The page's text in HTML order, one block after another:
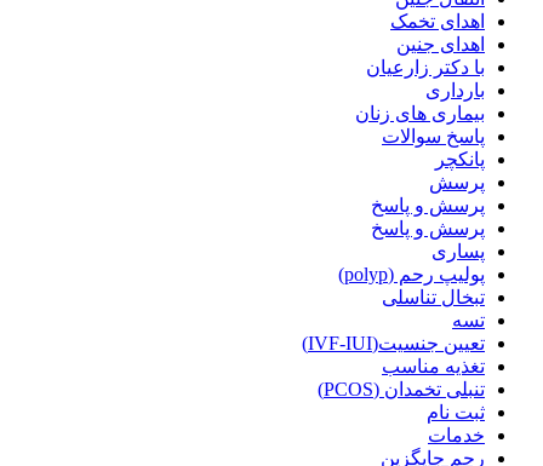
اهدای تخمک
اهدای جنین
با دکتر زارعیان
بارداری
بیماری های زنان
پاسخ سوالات
پانکچر
پرسش
پرسش و پاسخ
پرسش و پاسخ
پساری
پولیپ رحم (polyp)
تبخال تناسلی
تسه
تعیین جنسیت(IVF-IUI)
تغذیه مناسب
تنبلی تخمدان (PCOS)
ثبت نام
خدمات
رحم جایگزین